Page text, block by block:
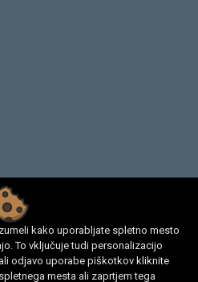
kako uporabljate spletno mesto
To vključuje tudi personalizacijo
odjavo uporabe piškotkov kliknite
mesta ali zaprtjem tega